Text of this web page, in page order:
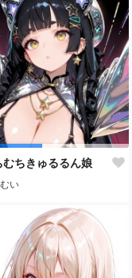
むちきゅるるん娘
い